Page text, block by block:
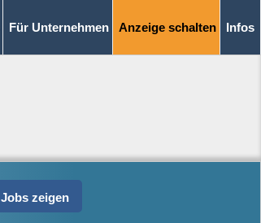
Für Unternehmen Anzeige schalten Infos